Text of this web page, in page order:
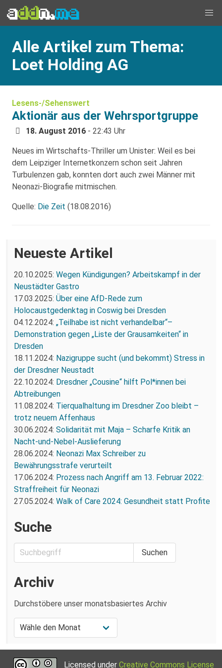
Alle Artikel zum Thema:
Loet Holding AG
Lesens-/Sehenswert
Aktionär aus der Wehrsportgruppe
18. August 2016 - 22:43 Uhr
Neues im Wirtschafts-Thriller um Unister: Weil es bei
dem Leipziger Internetkonzern schon seit Jahren
Turbulenzen gab, konnten dort auch zwei Männer mit
Neonazi-Biografie mitmischen.
Quelle: Die Zeit (18.08.2016)
Neueste Artikel
20.10.2025: Wegen Kündigungen? Arbeitskampf in der
Neustädter Gastro
17.03.2025: Über eine AfD-Rede zum
Holocaustgedenktag in Coswig bei Dresden
04.12.2024: „Teilhabe ist nicht verhandelbar“–
Demonstration gegen „Liste der Grausamkeiten“ in
Dresden
18.11.2024: Nazigruppe sucht (und bekommt) Stress in
der Dresdner Neustadt
22.10.2024: Dresdner „Cousine“ hilft Pol*innen bei
Abtreibungen
11.08.2024: Tierqualhaltung im Dresdner Zoo bleibt –
trotz neuem Affenhaus
30.06.2024: Solidarität mit Maja – Scharfe Kritik an
Nacht-und-Nebel-Auslieferung
28.06.2024: Neonazi Max Schreiber zu
Bewährungsstrafe verurteilt
17.06.2024: Prozess nach Angriff am 13. Februar 2022:
Straffreiheit für Neonazi
27.05.2024: Walk of Care 2024: Gesundheit statt Profite
Suche
Archiv
Durchstöbere unser monatsbasiertes Archiv
Licensed under Creative Commons License